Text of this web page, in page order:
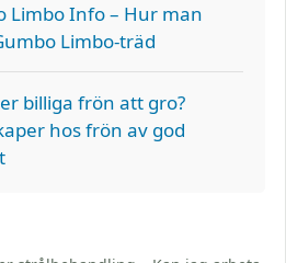
Limbo Info – Hur man
Limbo-träd
billiga frön att gro?
hos frön av god